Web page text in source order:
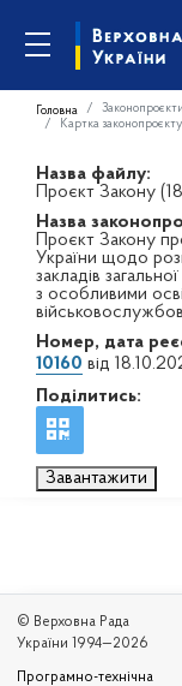
Головна
Картка
Назва файлу:
Проєкт Закону
Назва
Проєкт Закону
України щодо
закладів
з особливими
Номер, дата
10160 від
Поділитись:
Завантажити
© Верховна Рада
України 1994—2026
Програмно-технічна